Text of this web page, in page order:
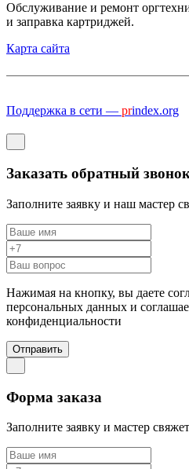
Обслуживание и ремонт
и заправка картриджей.
Карта сайта
Поддержка в сети — prindex.org
Заказать обратный
Заполните заявку и наш мастер
Нажимая на кнопку, вы даете
персональных данных и
конфиденциальности
Отправить
Форма заказа
Заполните заявку и мастер